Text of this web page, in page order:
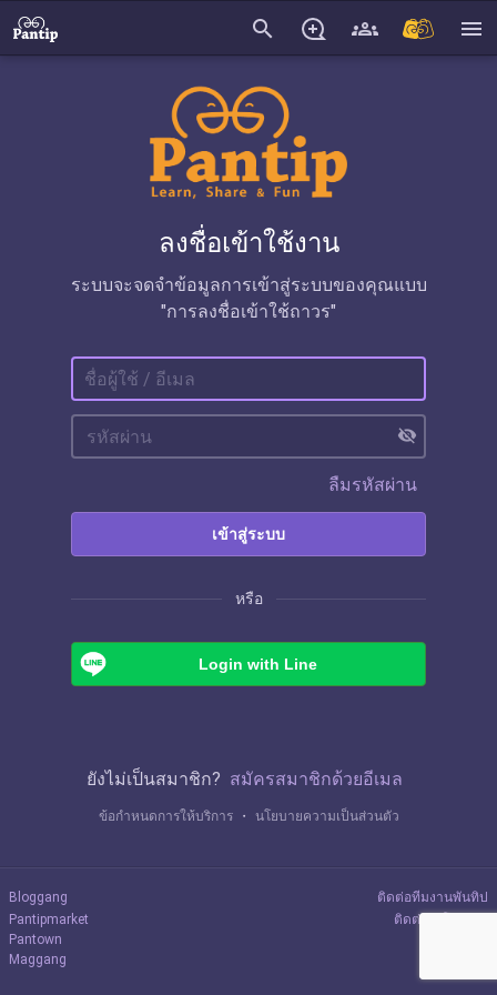
search menu
ลงชื่อเข้าใช้งาน
ระบบจะจดจำข้อมูลการเข้าสู่ระบบของคุณแบบ
"การลงชื่อเข้าใช้ถาวร"
visibility_off
ลืมรหัสผ่าน
เข้าสู่ระบบ
หรือ
Login with Line
ยังไม่เป็นสมาชิก? สมัครสมาชิกด้วยอีเมล
ข้อกำหนดการให้บริการ ・ นโยบายความเป็นส่วนตัว
Bloggang
Pantipmarket
Pantown
Maggang
ติดต่อทีมงานพันทิป
ติดต่อลงโฆษณา